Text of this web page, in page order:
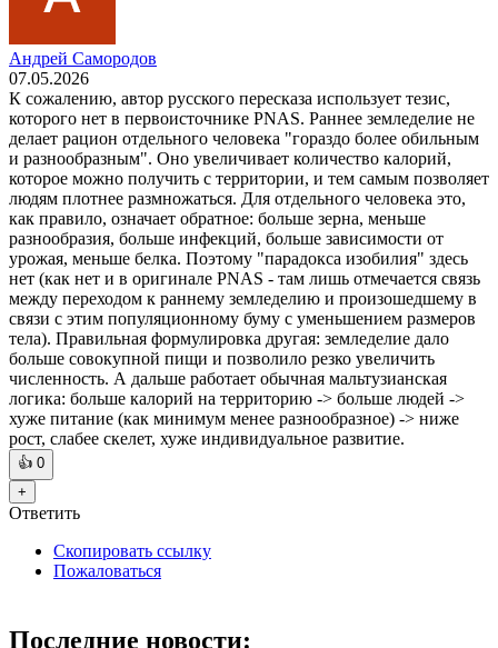
Андрей Самородов
07.05.2026
К сожалению, автор русского пересказа использует тезис,
которого нет в первоисточнике PNAS. Раннее земледелие не
делает рацион отдельного человека "гораздо более обильным
и разнообразным". Оно увеличивает количество калорий,
которое можно получить с территории, и тем самым позволяет
людям плотнее размножаться. Для отдельного человека это,
как правило, означает обратное: больше зерна, меньше
разнообразия, больше инфекций, больше зависимости от
урожая, меньше белка. Поэтому "парадокса изобилия" здесь
нет (как нет и в оригинале PNAS - там лишь отмечается связь
между переходом к раннему земледелию и произошедшему в
связи с этим популяционному буму с уменьшением размеров
тела). Правильная формулировка другая: земледелие дало
больше совокупной пищи и позволило резко увеличить
численность. А дальше работает обычная мальтузианская
логика: больше калорий на территорию -> больше людей ->
хуже питание (как минимум менее разнообразное) -> ниже
рост, слабее скелет, хуже индивидуальное развитие.
👍 0
+
Ответить
Скопировать ссылку
Пожаловаться
Последние новости: